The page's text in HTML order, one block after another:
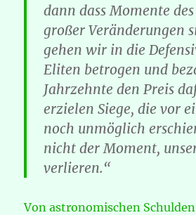
dann dass Momente
großer Veränderungen
gehen wir in die
Eliten betrogen und
Jahrzehnte den Preis
erzielen Siege, die vor
noch unmöglich
nicht der Moment,
verlieren.“
Von astronomischen